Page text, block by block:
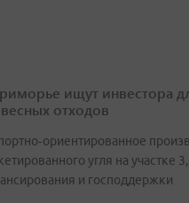
ищут инвестора
отходов
угля на участке
и господдержки